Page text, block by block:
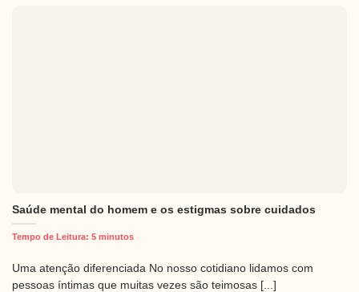
Saúde mental do homem e os estigmas sobre cuidados
Tempo de Leitura: 5 minutos
Uma atenção diferenciada No nosso cotidiano lidamos com
pessoas íntimas que muitas vezes são teimosas [...]